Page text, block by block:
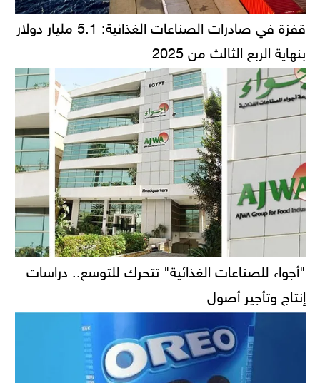
قفزة في صادرات الصناعات الغذائية: 5.1 مليار دولار
بنهاية الربع الثالث من 2025
"أجواء للصناعات الغذائية" تتحرك للتوسع.. دراسات
إنتاج وتأجير أصول